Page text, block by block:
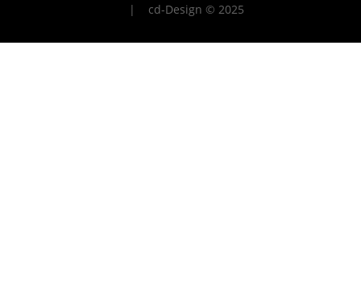
| cd-Design © 2025